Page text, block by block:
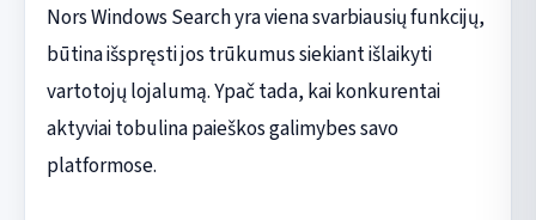
Nors Windows Search yra viena svarbiausių funkcijų,
būtina išspręsti jos trūkumus siekiant išlaikyti
vartotojų lojalumą. Ypač tada, kai konkurentai
aktyviai tobulina paieškos galimybes savo
platformose.